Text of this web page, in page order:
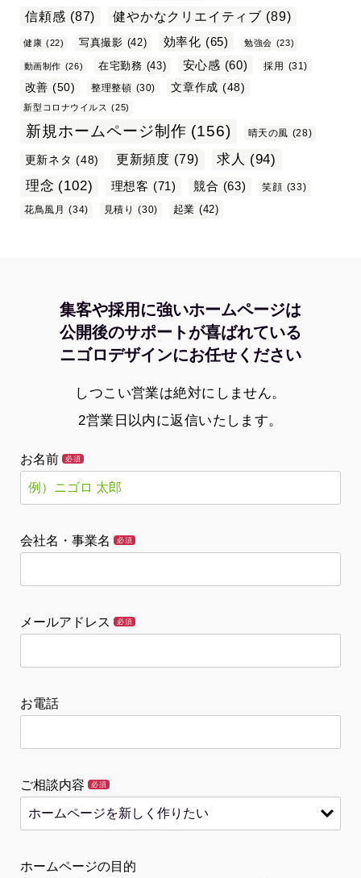
信頼感 (87) 健やかなクリエイティブ (89)
健康 (22) 写真撮影 (42) 効率化 (65) 勉強会 (23)
動画制作 (26) 在宅勤務 (43) 安心感 (60) 採用 (31)
改善 (50) 整理整頓 (30) 文章作成 (48)
新型コロナウイルス (25)
新規ホームページ制作 (156) 晴天の風 (28)
更新ネタ (48) 更新頻度 (79) 求人 (94)
理念 (102) 理想客 (71) 競合 (63) 笑顔 (33)
花鳥風月
(34) 見積り (30) 起業 (42)
集客や採用に強いホームページは
公開後のサポートが喜ばれている
ニゴロデザインにお任せください
しつこい営業は絶対にしません。
2営業日以内に返信いたします。
お名前 必須
会社名・事業名 必須
メールアドレス 必須
お電話
ご相談内容 必須
ホームページの目的